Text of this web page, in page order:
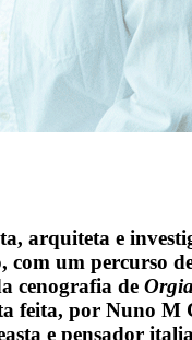
arquiteta e
com um percurso
cenografia de
feita, por Nuno
e pensador